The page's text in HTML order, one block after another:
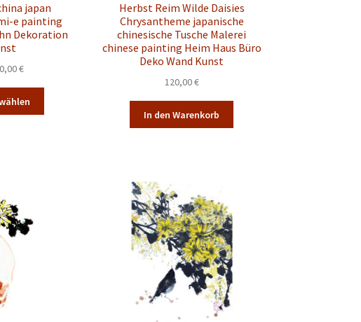
japan
e painting
Dekoration
€Preisspanne:
bis
220,00 €
Herbst Reim Wilde Daisies
Chrysantheme japanische
chinesische Tusche Malerei
chinese painting Heim Haus Büro
Deko Wand Kunst
120,00€
In den Warenkorb